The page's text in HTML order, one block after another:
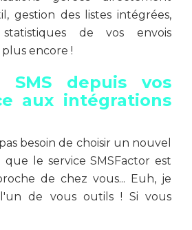
gestion des listes intégrées,
de vos envois
encore !
SMS depuis vos
aux intégrations
besoin de choisir un nouvel
le service SMSFactor est
de chez vous... Euh, je
de vous outils ! Si vous